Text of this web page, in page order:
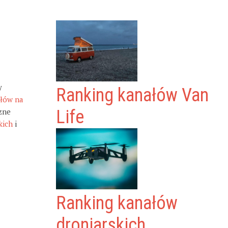
na
i
Ranking kanałów Van
Life
Ranking kanałów